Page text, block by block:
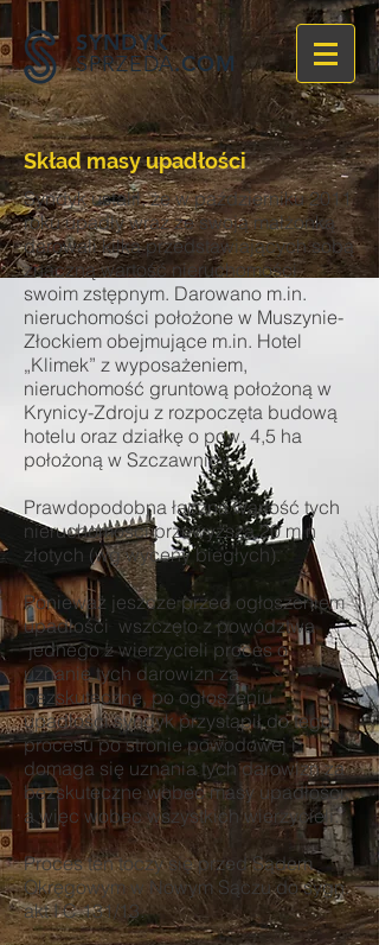
SYNDYK
SPRZEDA.COM
Skład masy upadłości
Syndyk ustalił, że w październiku 2011
roku upadły wraz ze swoją małżonką
darowali kilka przedstawiających sobą
znaczną wartość nieruchomości
swoim zstępnym. Darowano m.in.
nieruchomości położone w Muszynie-
Złockiem obejmujące m.in. Hotel
„Klimek” z wyposażeniem,
nieruchomość gruntową położoną w
Krynicy-Zdroju z rozpoczęta budową
hotelu oraz działkę o pow. 4,5 ha
położoną w Szczawnicy.
Prawdopodobna łączna wartość tych
nieruchomości przewyższa 20 mln
złotych (wg wyceny biegłych).
Ponieważ jeszcze przed ogłoszeniem
upadłości wszczęto z powództwa
jednego z wierzycieli proces o
uznanie tych darowizn za
bezskuteczne, po ogłoszeniu
upadłości syndyk przystąpił do tego
procesu po stronie powodowej i
domaga się uznania tych darowizn za
bezskuteczne wobec masy upadłości,
a więc wobec wszystkich wierzycieli.
Proces ten toczy się przed Sądem
Okręgowym w Nowym Sączu do sygn.
akt I C 131/13.